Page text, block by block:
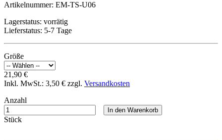
Artikelnummer: EM-TS-U06
Lagerstatus: vorrätig
Lieferstatus: 5-7 Tage
Größe
21,90 €
Inkl. MwSt.: 3,50 € zzgl. Versandkosten
Anzahl
Stück
In den Warenkorb